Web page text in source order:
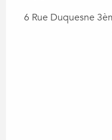
6 Rue Duquesne